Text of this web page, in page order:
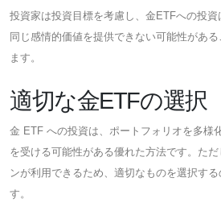
投資家は投資目標を考慮し、金ETFへの投資
同じ感情的価値を提供できない可能性があ
ます。
適切な金ETFの選択
金 ETF への投資は、ポートフォリオを多様
を受ける可能性がある優れた方法です。た
ンが利用できるため、適切なものを選択す
す。